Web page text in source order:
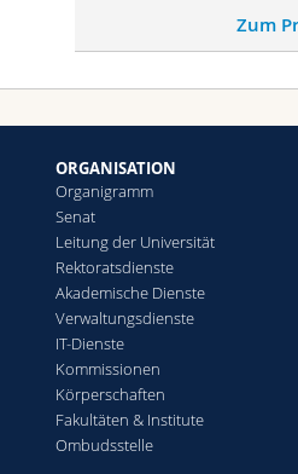
Zum
ORGANISATION
Organigramm
Senat
Leitung der Universität
Rektoratsdienste
Akademische Dienste
Verwaltungsdienste
IT-Dienste
Kommissionen
Körperschaften
Fakultäten & Institute
Ombudsstelle